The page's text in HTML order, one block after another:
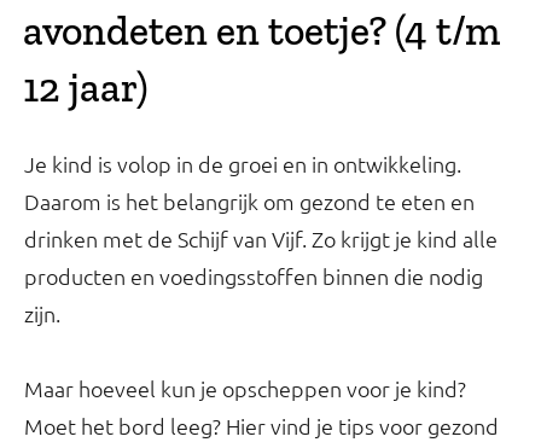
avondeten en toetje? (4 t/m
12 jaar)
Je kind is volop in de groei en in ontwikkeling.
Daarom is het belangrijk om gezond te eten en
drinken met de Schijf van Vijf. Zo krijgt je kind alle
producten en voedingsstoffen binnen die nodig
zijn.
Maar hoeveel kun je opscheppen voor je kind?
Moet het bord leeg? Hier vind je tips voor gezond